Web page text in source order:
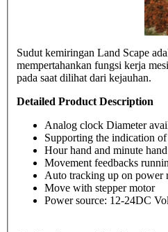
Sudut kemiringan Land Scape
mempertahankan fungsi kerja
pada saat dilihat dari kejauhan.
Detailed Product Description
Analog clock Diameter
Supporting the indication
Hour hand and minute
Movement feedbacks
Auto tracking up on power
Move with stepper motor
Power source: 12-24DC